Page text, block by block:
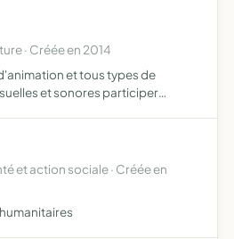
· Créée en 2014
et tous types de
et sonores participer
et action sociale · Créée en